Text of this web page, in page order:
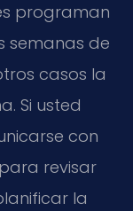
programan
semanas de
casos la
Si usted
con
revisar
la